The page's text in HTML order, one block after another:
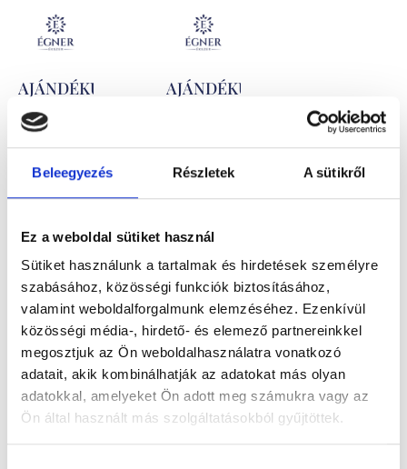
Beleegyezés Részletek A sütikről
Ez a weboldal sütiket használ
Sütiket használunk a tartalmak és hirdetések személyre
szabásához, közösségi funkciók biztosításához,
valamint weboldalforgalmunk elemzéséhez. Ezenkívül
közösségi média-, hirdető- és elemező partnereinkkel
megosztjuk az Ön weboldalhasználatra vonatkozó
adatait, akik kombinálhatják az adatokat más olyan
adatokkal, amelyeket Ön adott meg számukra vagy az
Ön által használt más szolgáltatásokból gyűjtöttek.
AJÁNDÉKUTALVÁNY
100.000
bankkártya
plasztik
ajándékutalvány
AJÁNDÉKUTALVÁNY
plasztik
ajándékutalvány